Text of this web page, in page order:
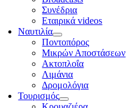
Συνέδρια
Εταιρικά videos
Ναυτιλία
Ποντοπόρος
Μικρών Αποστάσεων
Ακτοπλοΐα
Λιμάνια
Δρομολόγια
Τουρισμός